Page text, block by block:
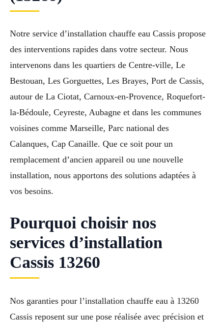
Notre service d’installation chauffe eau Cassis propose
des interventions rapides dans votre secteur. Nous
intervenons dans les quartiers de Centre-ville, Le
Bestouan, Les Gorguettes, Les Brayes, Port de Cassis,
autour de La Ciotat, Carnoux-en-Provence, Roquefort-
la-Bédoule, Ceyreste, Aubagne et dans les communes
voisines comme Marseille, Parc national des
Calanques, Cap Canaille. Que ce soit pour un
remplacement d’ancien appareil ou une nouvelle
installation, nous apportons des solutions adaptées à
vos besoins.
Pourquoi choisir nos
services d’installation
Cassis 13260
Nos garanties pour l’installation chauffe eau à 13260
Cassis reposent sur une pose réalisée avec précision et